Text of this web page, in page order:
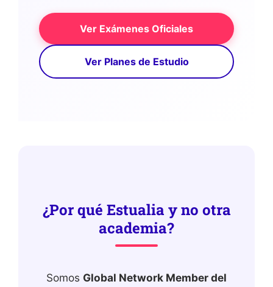
Ver Exámenes Oficiales
Ver Planes de Estudio
¿Por qué Estualia y no otra
academia?
Somos Global Network Member del